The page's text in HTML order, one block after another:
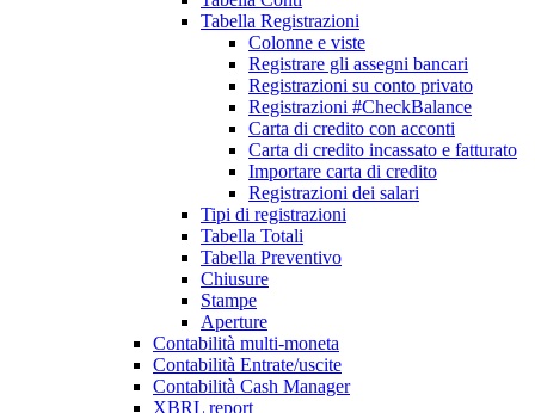
Tabella Registrazioni
Colonne e viste
Registrare gli assegni bancari
Registrazioni su conto privato
Registrazioni #CheckBalance
Carta di credito con acconti
Carta di credito incassato e fatturato
Importare carta di credito
Registrazioni dei salari
Tipi di registrazioni
Tabella Totali
Tabella Preventivo
Chiusure
Stampe
Aperture
Contabilità multi-moneta
Contabilità Entrate/uscite
Contabilità Cash Manager
XBRL report